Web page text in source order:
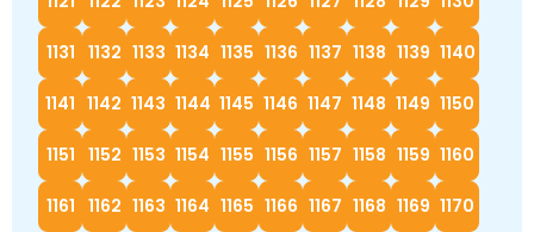
1131 1132 1133 1134 1135 1136 1137 1138 1139 1140
1141 1142 1143 1144 1145 1146 1147 1148 1149 1150
1151 1152 1153 1154 1155 1156 1157 1158 1159 1160
1161 1162 1163 1164 1165 1166 1167 1168 1169 1170